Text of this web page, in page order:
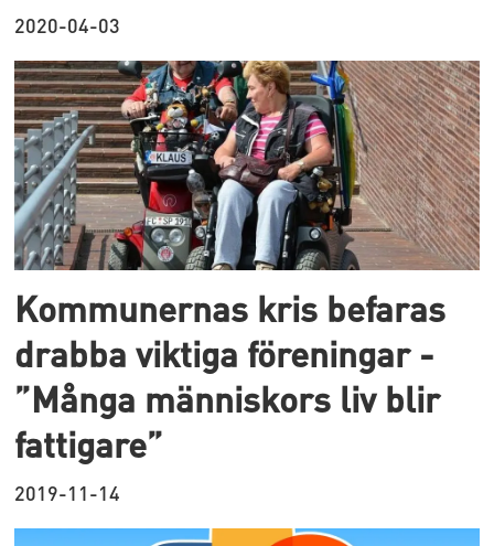
2020-04-03
Kommunernas kris befaras
drabba viktiga föreningar -
”Många människors liv blir
fattigare”
2019-11-14